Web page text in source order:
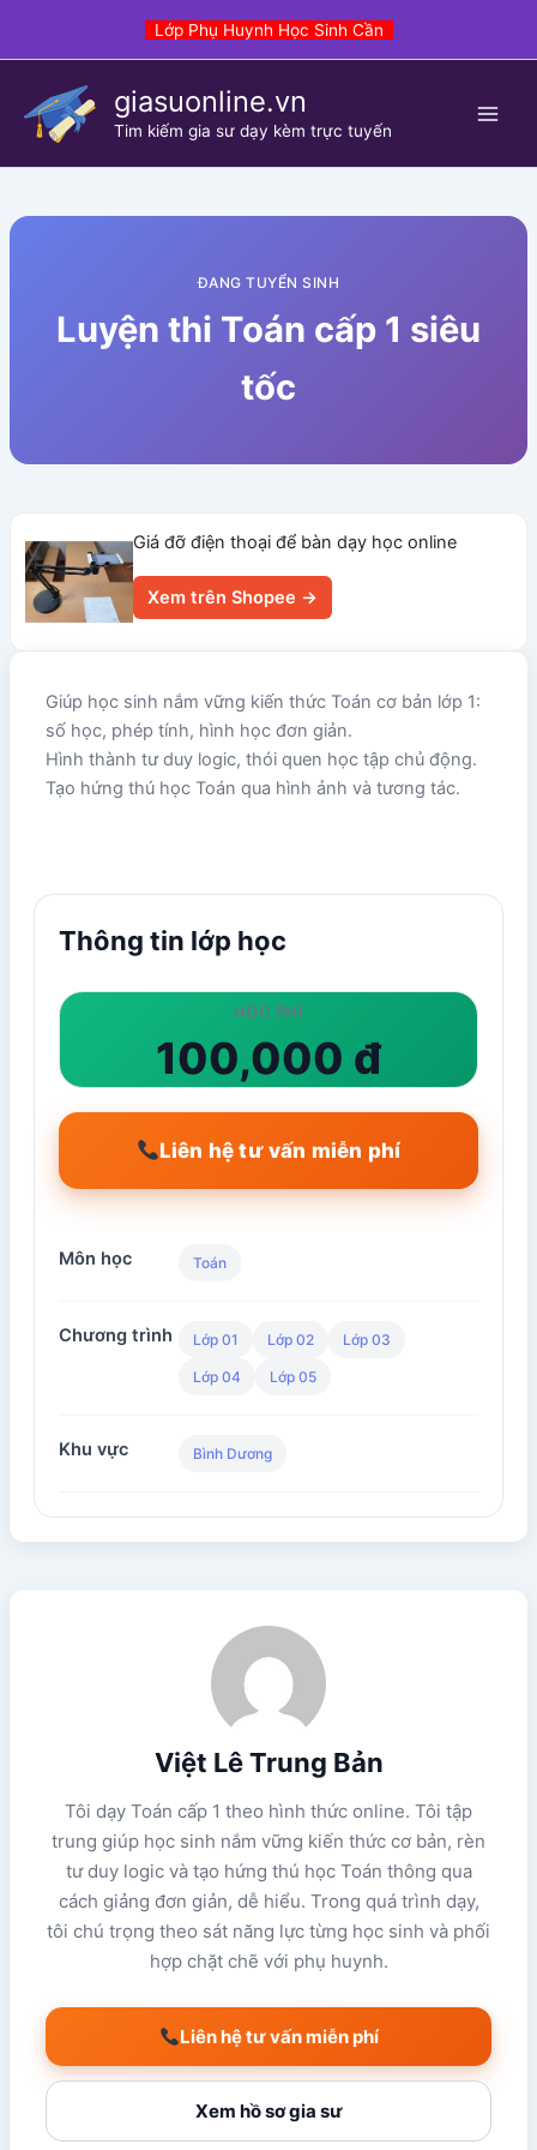
Lớp Phụ Huynh Học Sinh Cần
giasuonline.vn
Tim kiếm gia sư dạy kèm trực tuyến
ĐANG TUYỂN SINH
Luyện thi Toán cấp 1 siêu
tốc
Giá đỡ điện thoại để bàn dạy học online
Xem trên Shopee →
Giúp học sinh nắm vững kiến thức Toán cơ bản lớp 1:
số học, phép tính, hình học đơn giản.
Hình thành tư duy logic, thói quen học tập chủ động.
Tạo hứng thú học Toán qua hình ảnh và tương tác.
Thông tin lớp học
HỌC PHÍ
100,000 đ
Liên hệ tư vấn miễn phí
Môn học Toán
Chương trình Lớp 01 Lớp 02 Lớp 03
Lớp 04 Lớp 05
Khu vực Bình Dương
Việt Lê Trung Bản
Tôi dạy Toán cấp 1 theo hình thức online. Tôi tập
trung giúp học sinh nắm vững kiến thức cơ bản, rèn
tư duy logic và tạo hứng thú học Toán thông qua
cách giảng đơn giản, dễ hiểu. Trong quá trình dạy,
tôi chú trọng theo sát năng lực từng học sinh và phối
hợp chặt chẽ với phụ huynh.
Liên hệ tư vấn miễn phí
Xem hồ sơ gia sư